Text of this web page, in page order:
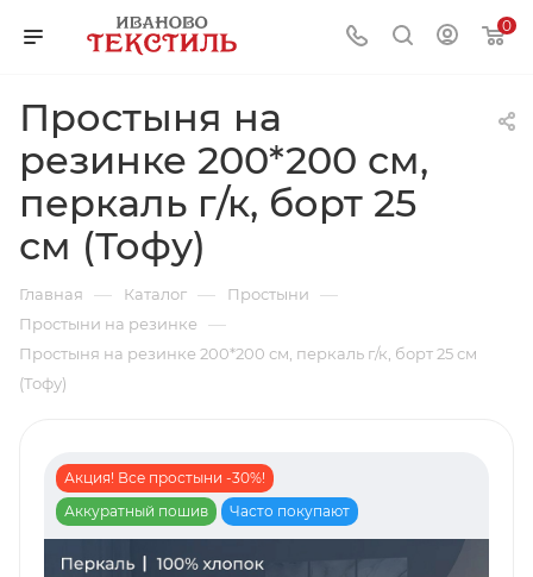
0
Простыня на
резинке 200*200 см,
перкаль г/к, борт 25
см (Тофу)
Главная — Каталог — Простыни —
Простыни на резинке —
Простыня на резинке 200*200 см, перкаль г/к, борт 25 см
(Тофу)
Акция! Все простыни -30%!
Аккуратный пошив
Часто покупают